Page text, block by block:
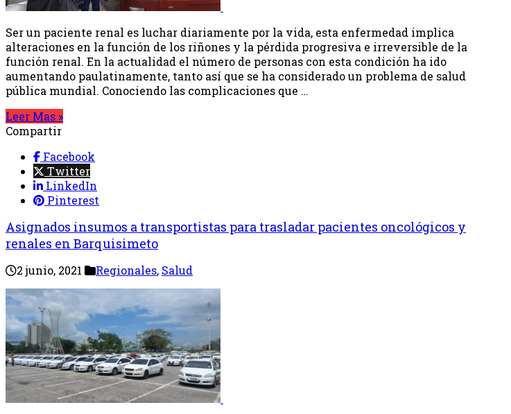
Ser un paciente renal es luchar diariamente por la vida, esta enfermedad implica
alteraciones en la función de los riñones y la pérdida progresiva e irreversible de la
función renal. En la actualidad el número de personas con esta condición ha ido
aumentando paulatinamente, tanto así que se ha considerado un problema de salud
pública mundial. Conociendo las complicaciones que …
Leer Mas »
Compartir
Facebook
Twitter
LinkedIn
Pinterest
Asignados insumos a transportistas para trasladar pacientes oncológicos y
renales en Barquisimeto
2 junio, 2021 Regionales, Salud